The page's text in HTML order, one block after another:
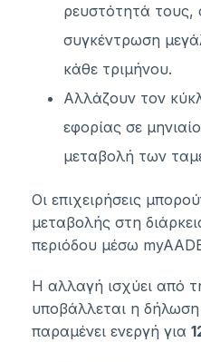
ρευστότητά τους,
συγκέντρωση
κάθε τριμήνου.
Αλλάζουν τον
εφορίας σε
μεταβολή των
Οι επιχειρήσεις
μεταβολής στη
περιόδου μέσω
Η αλλαγή ισχύει από
υποβάλλεται η
παραμένει ενεργή για